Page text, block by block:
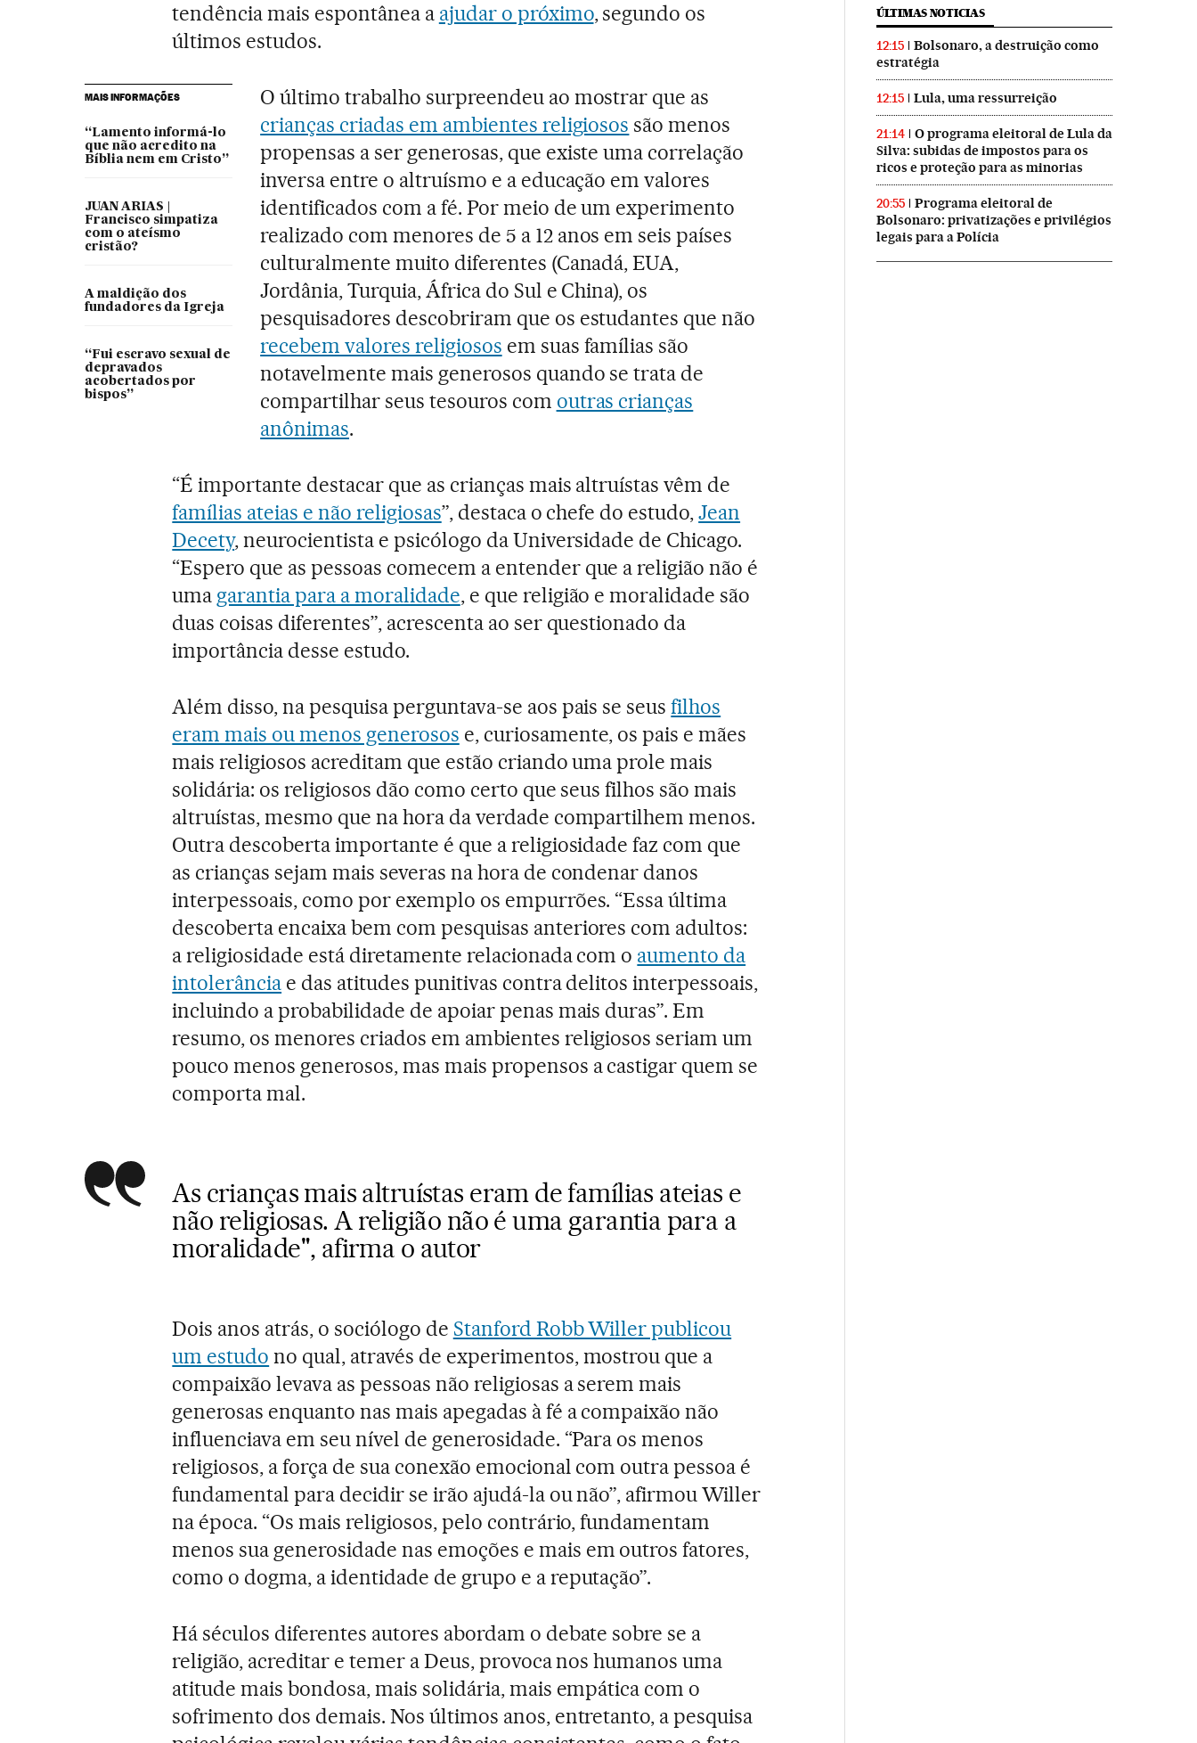
tendência mais espontânea a ajudar o próximo, segundo os
últimos estudos.
MAIS INFORMAÇÕES
“Lamento informá-lo
que não acredito na
Bíblia nem em Cristo”
JUAN ARIAS |
Francisco simpatiza
com o ateísmo
cristão?
A maldição dos
fundadores da Igreja
“Fui escravo sexual de
depravados
acobertados por
bispos”
O último trabalho surpreendeu ao mostrar que as
crianças criadas em ambientes religiosos são menos
propensas a ser generosas, que existe uma correlação
inversa entre o altruísmo e a educação em valores
identificados com a fé. Por meio de um experimento
realizado com menores de 5 a 12 anos em seis países
culturalmente muito diferentes (Canadá, EUA,
Jordânia, Turquia, África do Sul e China), os
pesquisadores descobriram que os estudantes que não
recebem valores religiosos em suas famílias são
notavelmente mais generosos quando se trata de
compartilhar seus tesouros com outras crianças
anônimas.
“É importante destacar que as crianças mais altruístas vêm de
famílias ateias e não religiosas”, destaca o chefe do estudo,Jean
Decety, neurocientista e psicólogo da Universidade de Chicago.
“Espero que as pessoas comecem a entender que a religião não é
uma garantia para a moralidade, e que religião e moralidade são
duas coisas diferentes”, acrescenta ao ser questionado da
importância desse estudo.
Além disso, na pesquisa perguntava-se aos pais se seusfilhos
eram mais ou menos generosos e, curiosamente, os pais e mães
mais religiosos acreditam que estão criando uma prole mais
solidária: os religiosos dão como certo que seus filhos são mais
altruístas, mesmo que na hora da verdade compartilhem menos.
Outra descoberta importante é que a religiosidade faz com que
as crianças sejam mais severas na hora de condenar danos
interpessoais, como por exemplo os empurrões. “Essa última
descoberta encaixa bem com pesquisas anteriores com adultos:
a religiosidade está diretamente relacionada com o aumento da
intolerância e das atitudes punitivas contra delitos interpessoais,
incluindo a probabilidade de apoiar penas mais duras”. Em
resumo, os menores criados em ambientes religiosos seriam um
pouco menos generosos, mas mais propensos a castigar quem se
comporta mal.
As crianças mais altruístas eram de famílias ateias e
não religiosas. A religião não é uma garantia para a
moralidade", afirma o autor
Dois anos atrás, o sociólogo de Stanford Robb Willer publicou
um estudo no qual, através de experimentos, mostrou que a
compaixão levava as pessoas não religiosas a serem mais
generosas enquanto nas mais apegadas à fé a compaixão não
influenciava em seu nível de generosidade. “Para os menos
religiosos, a força de sua conexão emocional com outra pessoa é
fundamental para decidir se irão ajudá-la ou não”, afirmou Willer
na época. “Os mais religiosos, pelo contrário, fundamentam
menos sua generosidade nas emoções e mais em outros fatores,
como o dogma, a identidade de grupo e a reputação”.
Há séculos diferentes autores abordam o debate sobre se a
religião, acreditar e temer a Deus, provoca nos humanos uma
atitude mais bondosa, mais solidária, mais empática com o
sofrimento dos demais. Nos últimos anos, entretanto, a pesquisa
ÚLTIMAS NOTICIAS
12:15
Bolsonaro, a destruição como
estratégia
12:15 Lula, uma ressurreição
21:14
O programa eleitoral de Lula da
Silva: subidas de impostos para os
ricos e proteção para as minorias
20:55
Programa eleitoral de
Bolsonaro: privatizações e privilégios
legais para a Polícia